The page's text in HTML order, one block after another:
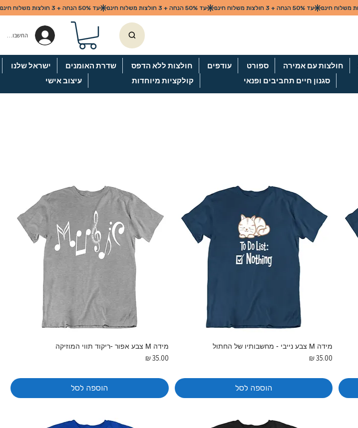
החשבון שלי
חולצות עם אמירה ספורט עודפים חולצות ללא הדפס שדרת האומנים
ישראל שלנו
סגנון חיים תחביבים ופנאי קולקציות מיוחדות עיצוב אישי
מידה M צבע נייבי - מחשבותיו של החתול
מחיר
הוספה לסל
מידה M צבע אפור -ריקוד תווי המוזיקה
מחיר
הוספה לסל